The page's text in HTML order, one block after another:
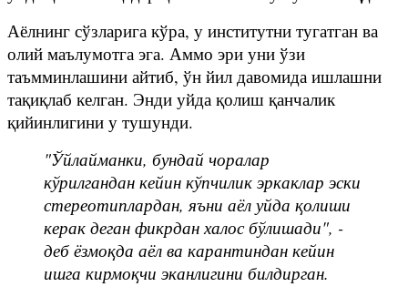
Аёлнинг сўзларига кўра, у институтни тугатган ва
олий маълумотга эга. Аммо эри уни ўзи
таъмминлашини айтиб, ўн йил давомида ишлашни
тақиқлаб келган. Энди уйда қолиш қанчалик
қийинлигини у тушунди.
"Ўйлайманки, бундай чоралар
кўрилгандан кейин кўпчилик эркаклар эски
стереотиплардан, яъни аёл уйда қолиши
керак деган фикрдан халос бўлишади", -
деб ёзмоқда аёл ва карантиндан кейин
ишга кирмоқчи эканлигини билдирган.